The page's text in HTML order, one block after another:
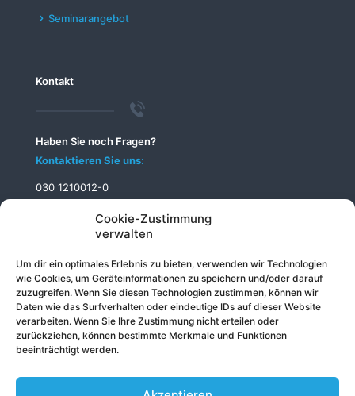
Cookie-Zustimmung
verwalten
Um dir ein optimales Erlebnis zu bieten, verwenden wir Technologien
wie Cookies, um Geräteinformationen zu speichern und/oder darauf
zuzugreifen. Wenn Sie diesen Technologien zustimmen, können wir
Daten wie das Surfverhalten oder eindeutige IDs auf dieser Website
verarbeiten. Wenn Sie Ihre Zustimmung nicht erteilen oder
zurückziehen, können bestimmte Merkmale und Funktionen
beeinträchtigt werden.
Seminarangebot
Kontakt
Haben Sie noch Fragen?
Kontaktieren Sie uns:
030 1210012-0
info@telecomputer.de